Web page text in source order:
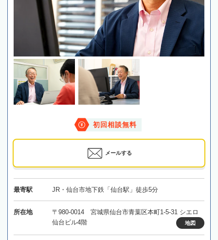
初回相談無料
メールする
最寄駅 JR・仙台市地下鉄「仙台駅」徒歩5分
所在地
〒980-0014 宮城県仙台市青葉区本町1-5-31 シエロ
仙台ビル4階
地図